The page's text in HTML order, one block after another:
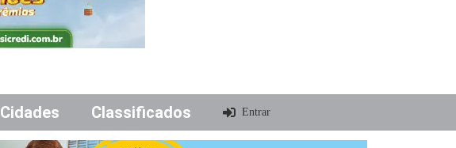
Cidades Classificados Entrar